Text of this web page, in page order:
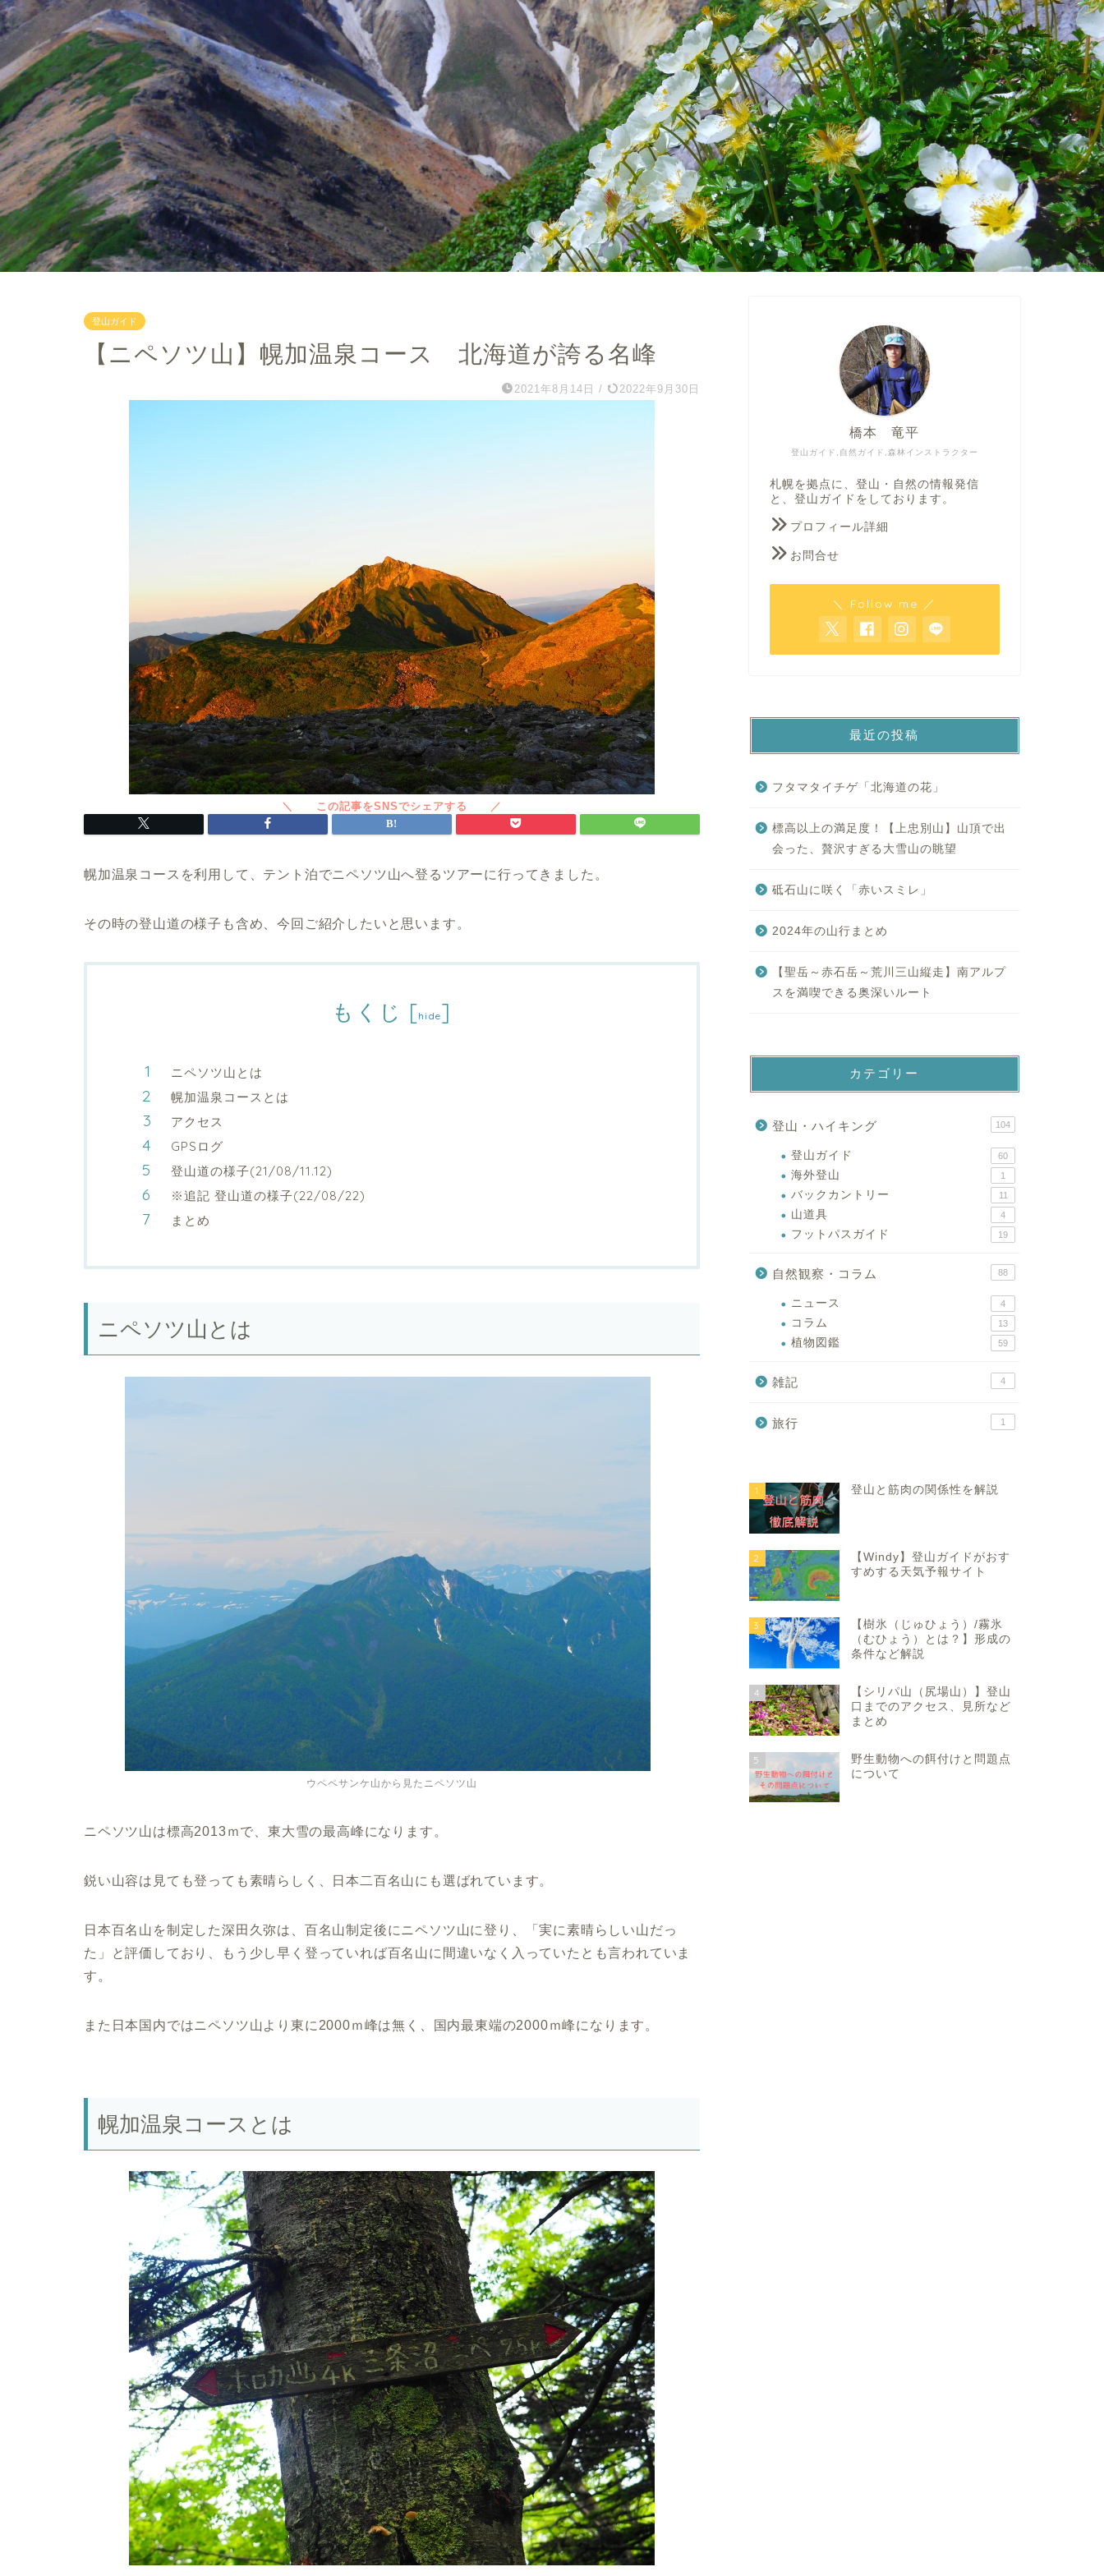
登山ガイド
【ニペソツ山】幌加温泉コース 北海道が誇る名峰
2021年8月14日 / 2022年9月30日
幌加温泉コースを利用して、テント泊でニペソツ山へ登るツアーに行ってきました。
その時の登山道の様子も含め、今回ご紹介したいと思います。
もくじ [hide]
ニペソツ山とは
幌加温泉コースとは
アクセス
GPSログ
登山道の様子(21/08/11.12)
※追記 登山道の様子(22/08/22)
まとめ
ニペソツ山とは
ウペペサンケ山から見たニペソツ山
ニペソツ山は標高2013ｍで、東大雪の最高峰になります。
鋭い山容は見ても登っても素晴らしく、日本二百名山にも選ばれています。
日本百名山を制定した深田久弥は、百名山制定後にニペソツ山に登り、「実に素晴らしい山だっ
た」と評価しており、もう少し早く登っていれば百名山に間違いなく入っていたとも言われていま
す。
また日本国内ではニペソツ山より東に2000ｍ峰は無く、国内最東端の2000ｍ峰になります。
幌加温泉コースとは
登山ガイド,自然ガイド,森林インストラクター
橋本 竜平
札幌を拠点に、登山・自然の情報発信
と、登山ガイドをしております。
プロフィール詳細
お問合せ
＼ Follow me ／
最近の投稿
フタマタイチゲ「北海道の花」
標高以上の満足度！【上忠別山】山頂で出
会った、贅沢すぎる大雪山の眺望
砥石山に咲く「赤いスミレ」
2024年の山行まとめ
【聖岳～赤石岳～荒川三山縦走】南アルプ
スを満喫できる奥深いルート
カテゴリー
登山・ハイキング 104
登山ガイド 60
海外登山 1
バックカントリー 11
山道具 4
フットパスガイド 19
自然観察・コラム 88
ニュース 4
コラム 13
植物図鑑 59
雑記 4
旅行 1
1 登山と筋肉の関係性を解説
2
【Windy】登山ガイドがおす
すめする天気予報サイト
3
【樹氷（じゅひょう）/霧氷
（むひょう）とは？】形成の
条件など解説
4
【シリパ山（尻場山）】登山
口までのアクセス、見所など
まとめ
5
野生動物への餌付けと問題点
について